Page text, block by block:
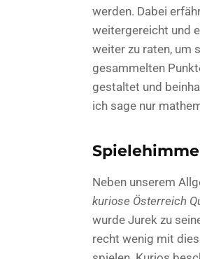
werden. Dabei
weitergereicht und
weiter zu raten, um
gesammelten
gestaltet und
ich sage nur
Neben unserem
kuriose Österreich
wurde Jurek zu
recht wenig mit